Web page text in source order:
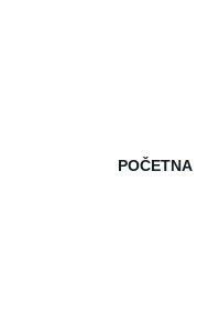
POČETNA